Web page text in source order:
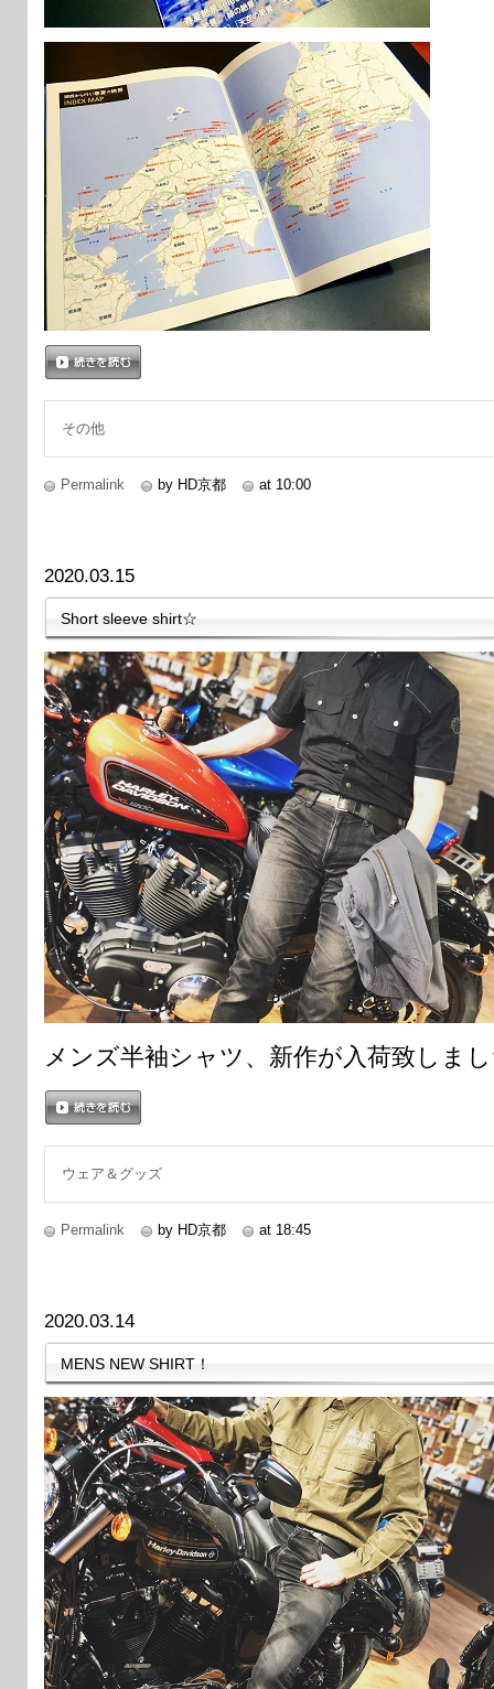
その他
Permalink by HD京都 at 10:00
2020.03.15
Short sleeve shirt☆
メンズ半袖シャツ、新作が入荷致しま
ウェア＆グッズ
Permalink by HD京都 at 18:45
2020.03.14
MENS NEW SHIRT！